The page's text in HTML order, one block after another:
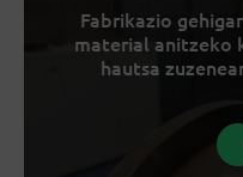
Fabrikazio
material anitzeko
hautsa